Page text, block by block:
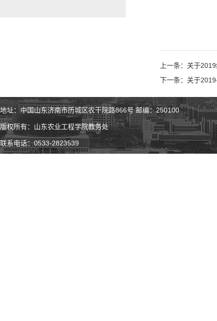
上一条：关于
下一条：关于
地址：中国山东济南市历城区农干院路866号 邮编：250100
版权所有：山东农业工程学院教务处
联系电话：0533-2823539